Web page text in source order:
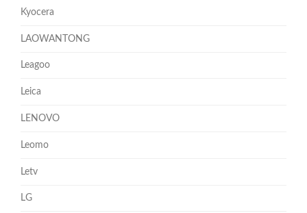
Kyocera
LAOWANTONG
Leagoo
Leica
LENOVO
Leomo
Letv
LG